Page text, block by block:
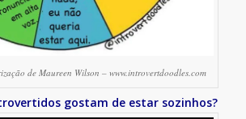
de Maureen Wilson – www.introvertdoodles.com
gostam de estar sozinhos?